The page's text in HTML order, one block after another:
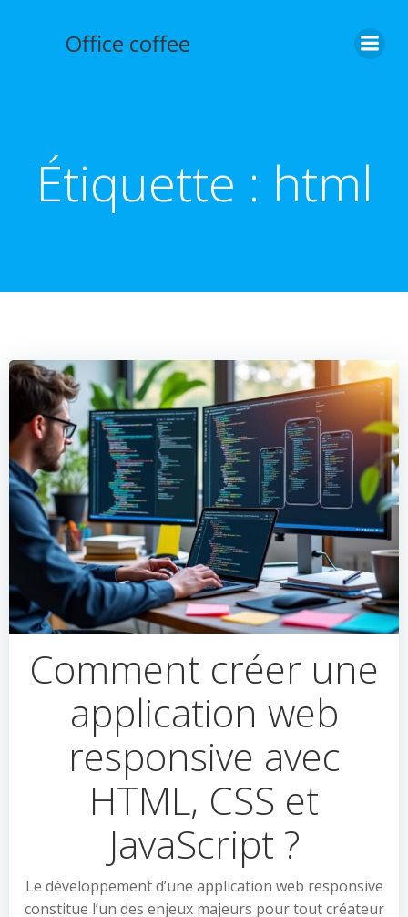
Office coffee
Étiquette : html
Comment créer une
application web
responsive avec
HTML, CSS et
JavaScript ?
Le développement d’une application web responsive
constitue l’un des enjeux majeurs pour tout créateur